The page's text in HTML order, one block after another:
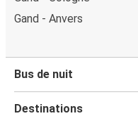
Gand - Anvers
Bus de nuit
Destinations